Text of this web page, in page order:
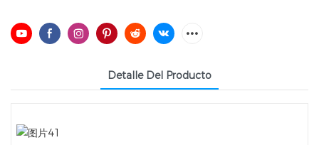
Detalle Del Producto